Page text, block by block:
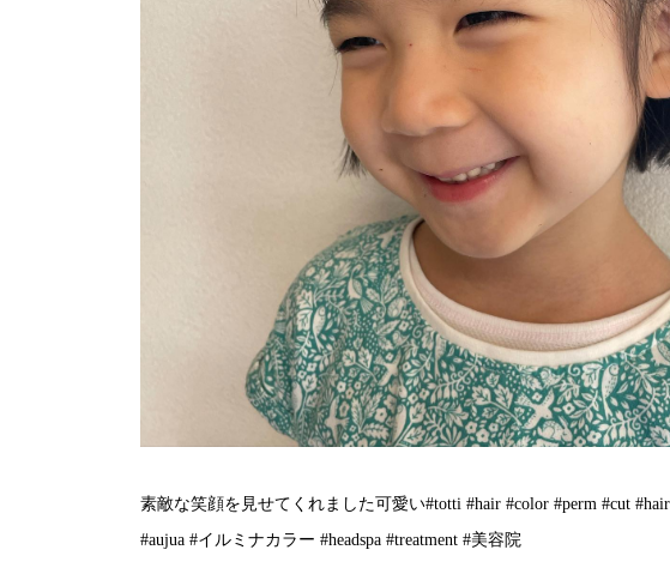
素敵な笑顔を見せてくれました️可愛い#totti #hair #color #perm #cut
#aujua #イルミナカラー #headspa #treatment #美容院